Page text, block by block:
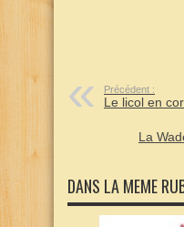
Précédent :
Le licol en
La
DANS LA MEME